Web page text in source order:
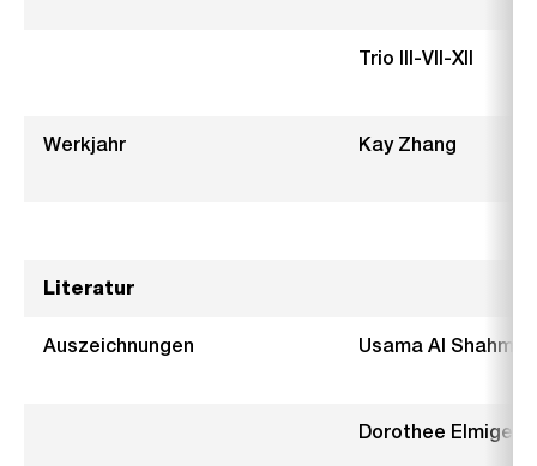
Trio III-VII-XII
Werkjahr Kay Zhang
Literatur
Auszeichnungen Usama Al
Dorothee Elmiger